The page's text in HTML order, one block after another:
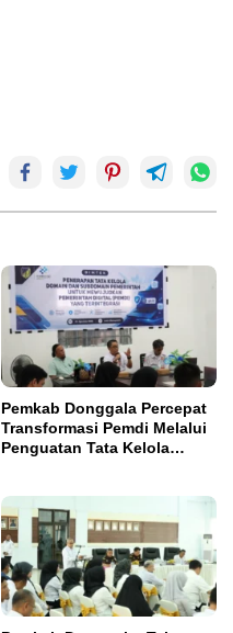
Pemkab Donggala Percepat
Transformasi Pemdi Melalui
Penguatan Tata Kelola